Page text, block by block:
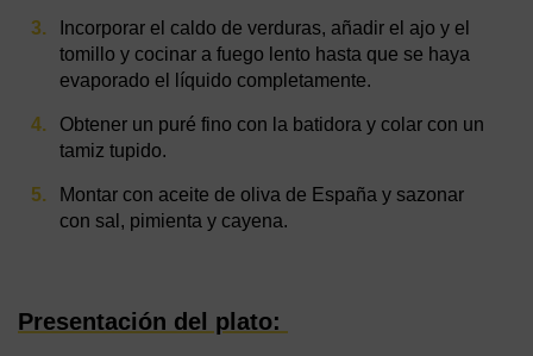
Incorporar el caldo de verduras, añadir el ajo y el
tomillo y cocinar a fuego lento hasta que se haya
evaporado el líquido completamente.
Obtener un puré fino con la batidora y colar con un
tamiz tupido.
Montar con aceite de oliva de España y sazonar
con sal, pimienta y cayena.
Presentación del plato: